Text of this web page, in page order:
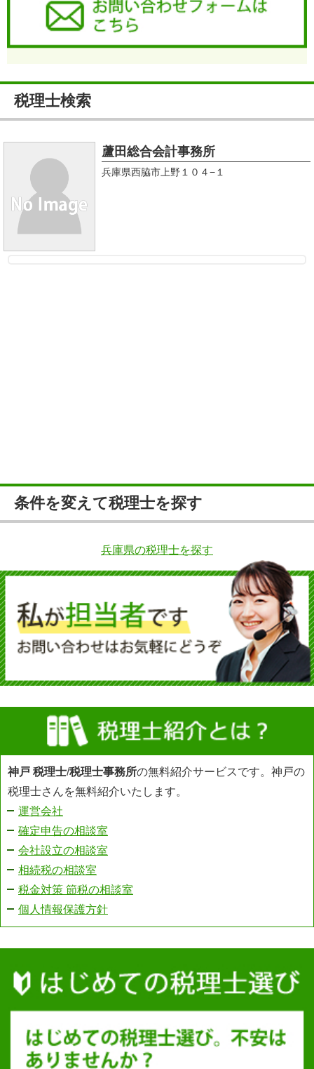
税理士検索
蘆田総合会計事務所
兵庫県西脇市上野１０４−１
条件を変えて税理士を探す
兵庫県の税理士を探す
神戸 税理士/税理士事務所の無料紹介サービスです。神戸の
税理士さんを無料紹介いたします。
運営会社
確定申告の相談室
会社設立の相談室
相続税の相談室
税金対策 節税の相談室
個人情報保護方針